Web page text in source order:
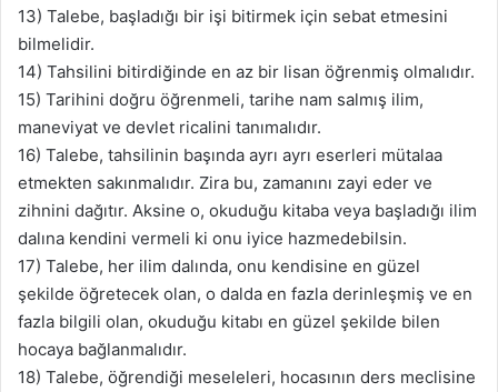
13) Talebe, başladığı bir işi bitirmek için sebat etmesini
bilmelidir.
14) Tahsilini bitirdiğinde en az bir lisan öğrenmiş olmalıdır.
15) Tarihini doğru öğrenmeli, tarihe nam salmış ilim,
maneviyat ve devlet ricalini tanımalıdır.
16) Talebe, tahsilinin başında ayrı ayrı eserleri mütalaa
etmekten sakınmalıdır. Zira bu, zamanını zayi eder ve
zihnini dağıtır. Aksine o, okuduğu kitaba veya başladığı ilim
dalına kendini vermeli ki onu iyice hazmedebilsin.
17) Talebe, her ilim dalında, onu kendisine en güzel
şekilde öğretecek olan, o dalda en fazla derinleşmiş ve en
fazla bilgili olan, okuduğu kitabı en güzel şekilde bilen
hocaya bağlanmalıdır.
18) Talebe, öğrendiği meseleleri, hocasının ders meclisine